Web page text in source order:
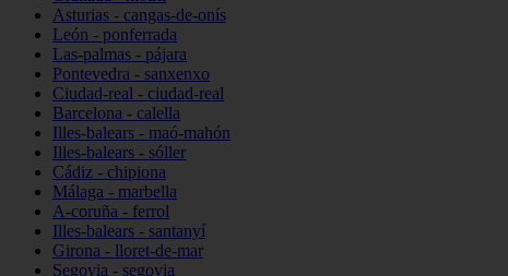
Asturias - cangas-de-onís
León - ponferrada
Las-palmas - pájara
Pontevedra - sanxenxo
Ciudad-real - ciudad-real
Barcelona - calella
Illes-balears - maó-mahón
Illes-balears - sóller
Cádiz - chipiona
Málaga - marbella
A-coruña - ferrol
Illes-balears - santanyí
Girona - lloret-de-mar
Segovia - segovia